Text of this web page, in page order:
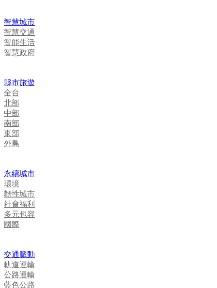
智慧城市
智慧交通
智能生活
智慧政府
縣市旅遊
全台
北部
中部
南部
東部
外島
永續城市
環境
韌性城市
社會福利
多元包容
國際
交通脈動
軌道運輸
公路運輸
藍色公路